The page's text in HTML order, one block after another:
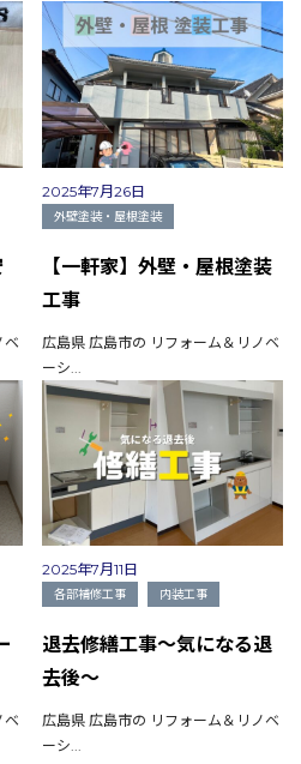
ォームの流れ
リフォームQ&A
お問い合わせ
軽にお問い合わせください
291-9400
：00～18：00（日祝除く）
まずはメールでご相談
ベ
2025年7月26日
外壁塗装・屋根塗装
【一軒家】外壁・屋根塗装
工事
広島県 広島市の リフォーム＆リノベ
ーシ...
ベ
2025年7月11日
各部補修工事 内装工事
退去修繕工事～気になる退
去後～
広島県 広島市の リフォーム＆リノベ
ーシ...